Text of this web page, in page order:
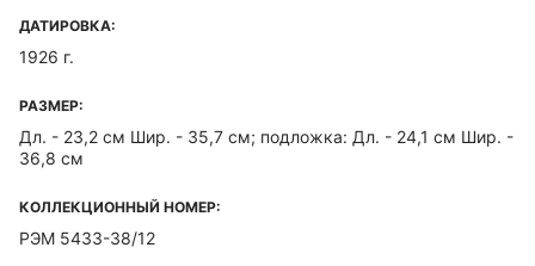
ДАТИРОВКА:
1926 г.
РАЗМЕР:
Дл. - 23,2 см Шир. - 35,7 см; подложка: Дл. - 24,1 см Шир. -
36,8 см
КОЛЛЕКЦИОННЫЙ НОМЕР:
РЭМ 5433-38/12